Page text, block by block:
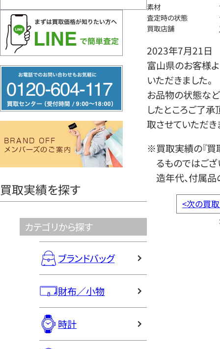
リ
ー
ヤ
買取実績を探す
カテゴリから探す
ブランドバッグ
財布／小物
時計
素材
査定時の状態
買取店舗
2023年7月21日
富山県のお客様
いただきました。
お品物の状態など
したところご了
取させていただき
※買取実績の『買
るものではござ
造年代、付属品
<次の買